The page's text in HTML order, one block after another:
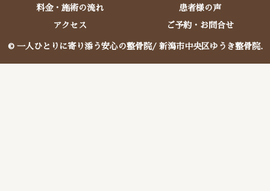
料金・施術の流れ 患者様の声
アクセス ご予約・お問合せ
© 一人ひとりに寄り添う安心の整骨院/ 新潟市中央区ゆうき整骨院.